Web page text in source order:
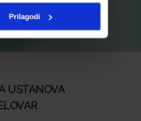
Prilagodi
Prijava ⟶
USTANOVA